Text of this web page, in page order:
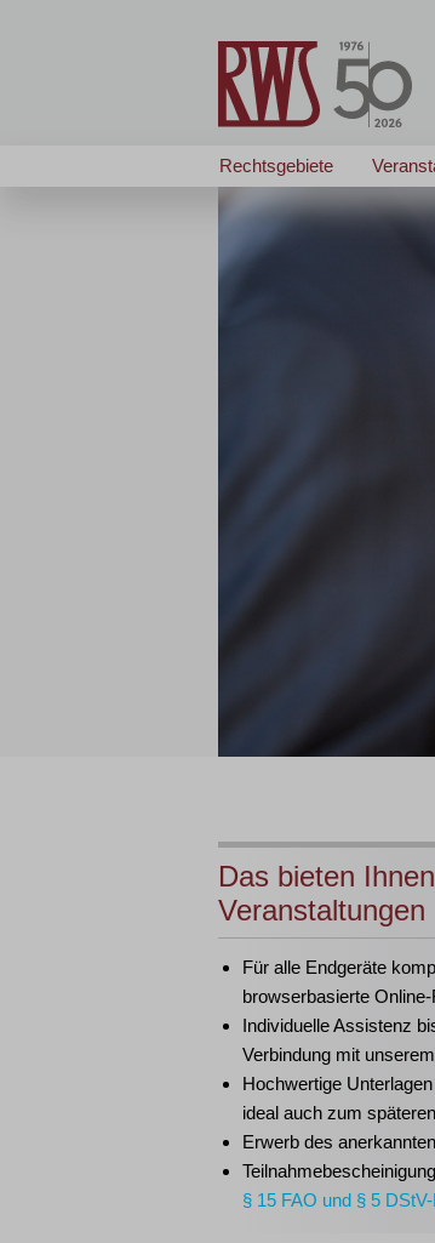
Rechtsgebiete
Das bieten
Veranstaltungen
Für alle Endgeräte
browserbasierte
Individuelle Assistenz
Verbindung mit
Hochwertige
ideal auch zum
Erwerb des anerkannten
§ 15 FAO und § 5